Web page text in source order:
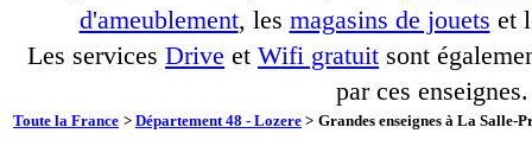
d'ameublement, les magasins de jouets et
Les services Drive et Wifi gratuit sont
par ces enseignes.
Toute la France > Département 48 - Lozere > Grandes enseignes à La Salle-